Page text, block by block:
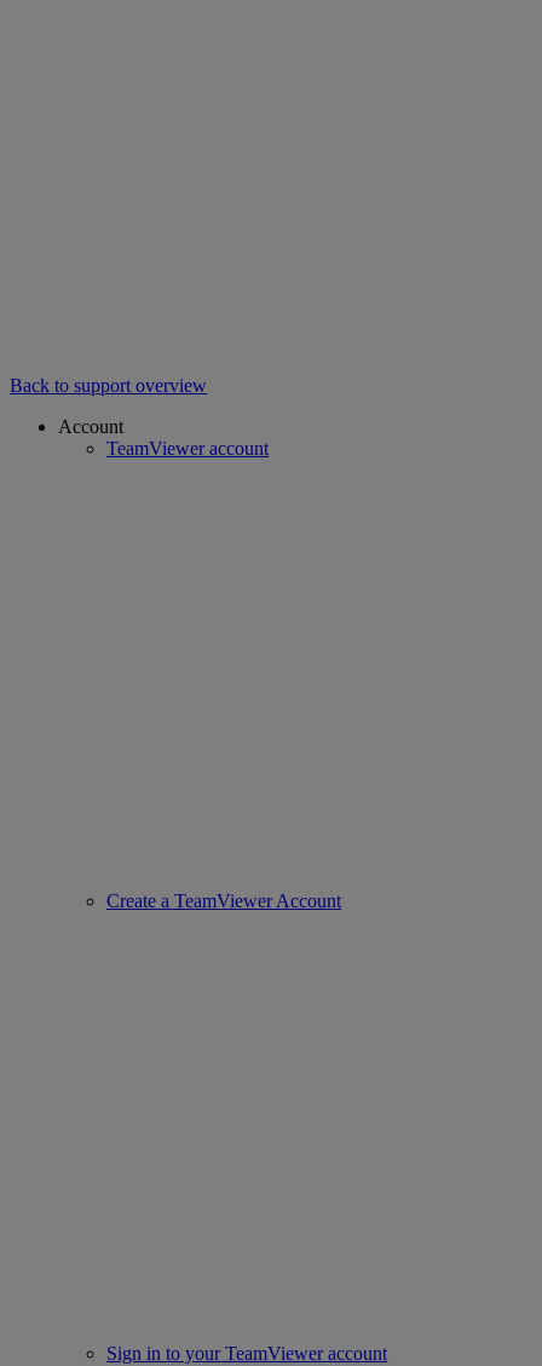
Back to support overview
Account
TeamViewer account
Create a TeamViewer Account
Sign in to your TeamViewer account